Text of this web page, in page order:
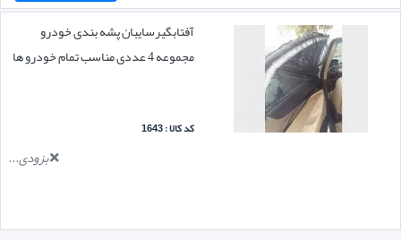
آفتابگیرسایبان پشه بندی خودرو
مجموعه 4 عددی مناسب تمام خودرو ها
کد کالا : 1643
بزودی...